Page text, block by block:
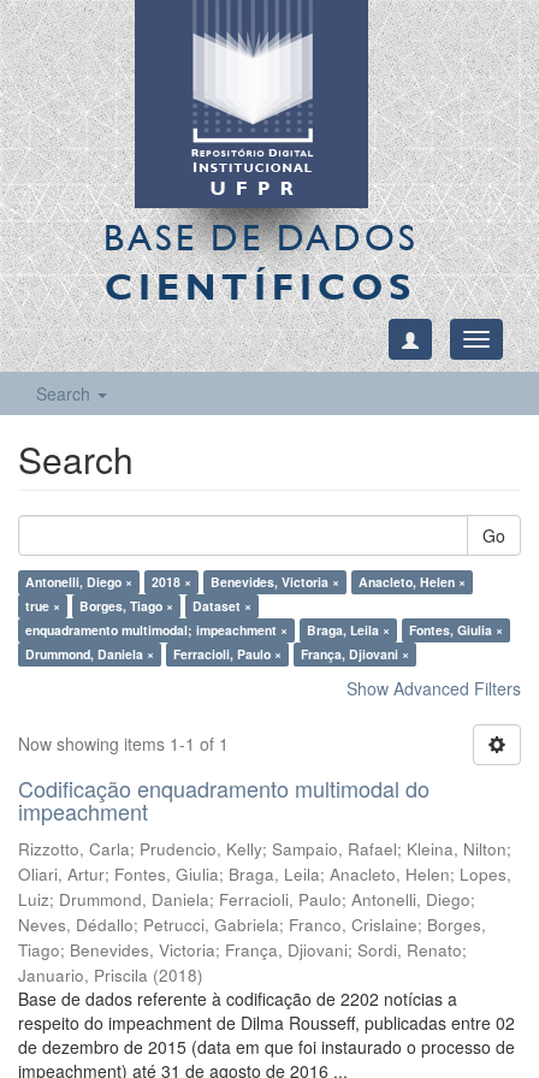
BASE DE DADOS
CIENTÍFICOS
Toggle
Search
Search
Go
Antonelli, Diego × 2018 × Benevides, Victoria ×
Anacleto, Helen ×
true ×
Borges, Tiago ×
Dataset ×
enquadramento multimodal; impeachment ×
Braga, Leila ×
Fontes, Giulia ×
Drummond, Daniela ×
Ferracioli, Paulo × França, Djiovani ×
Show Advanced Filters
Now showing items 1-1 of 1
Codificação enquadramento multimodal do
impeachment
Rizzotto, Carla; Prudencio, Kelly; Sampaio, Rafael; Kleina, Nilton;
Oliari, Artur; Fontes, Giulia; Braga, Leila; Anacleto, Helen; Lopes,
Luiz; Drummond, Daniela; Ferracioli, Paulo; Antonelli, Diego;
Neves, Dédallo; Petrucci, Gabriela; Franco, Crislaine; Borges,
Tiago; Benevides, Victoria; França, Djiovani; Sordi, Renato;
Januario, Priscila (2018)
Base de dados referente à codificação de 2202 notícias a
respeito do impeachment de Dilma Rousseff, publicadas entre 02
de dezembro de 2015 (data em que foi instaurado o processo de
impeachment) até 31 de agosto de 2016 ...